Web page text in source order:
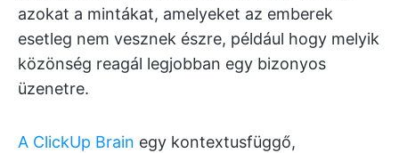
azokat a mintákat, amelyeket az emberek
esetleg nem vesznek észre, például hogy melyik
közönség reagál legjobban egy bizonyos
üzenetre.
A ClickUp Brain egy kontextusfüggő,